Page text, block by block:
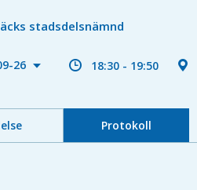
stadsdelsnämnd
26 18:30 - 19:50
Protokoll